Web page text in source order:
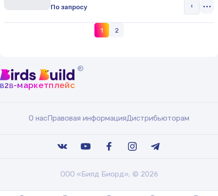
По запросу
1 2
®
b2b-маркетплейс
О насПравовая информацияДистрибьюторам
ООО «Билд Биорд», © 2026